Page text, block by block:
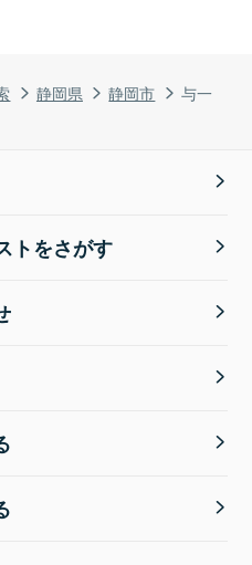
静岡県 静岡市 与一
トをさがす